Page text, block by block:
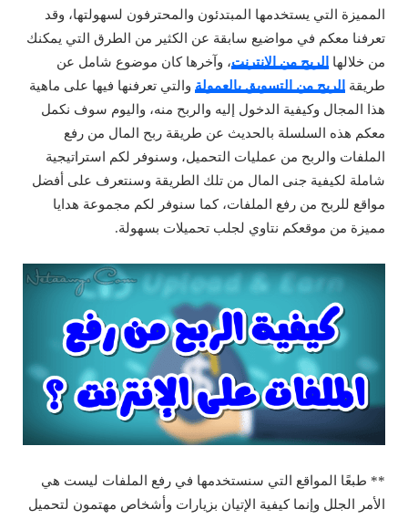
المميزة التي يستخدمها المبتدئون والمحترفون لسهولتها، وقد
تعرفنا معكم في مواضيع سابقة عن الكثير من الطرق التي يمكنك
من خلالها
الربح من الإنترنت، وآخرها كان موضوع شامل عن
طريقة
الربح من التسويق بالعمولة والتي تعرفنها فيها على ماهية
هذا المجال وكيفية الدخول إليه والربح منه، واليوم سوف نكمل
معكم هذه السلسلة بالحديث عن طريقة ربح المال من رفع
الملفات والربح من عمليات التحميل، وسنوفر لكم استراتيجية
شاملة لكيفية جنى المال من تلك الطريقة وسنتعرف على أفضل
مواقع للربح من رفع الملفات، كما سنوفر لكم مجموعة هدايا
مميزة من موقعكم نتاوي لجلب تحميلات بسهولة.
** طبعًا المواقع التي سنستخدمها في رفع الملفات ليست هي
الأمر الجلل وإنما كيفية الإتيان بزيارات وأشخاص مهتمون لتحميل